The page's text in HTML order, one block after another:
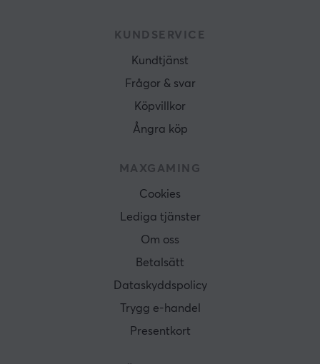
KUNDSERVICE
Kundtjänst
Frågor & svar
Köpvillkor
Ångra köp
MAXGAMING
Cookies
Lediga tjänster
Om oss
Betalsätt
Dataskyddspolicy
Trygg e-handel
Presentkort